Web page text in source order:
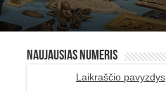
Naujausias numeris
Laikraščio pavyzdys